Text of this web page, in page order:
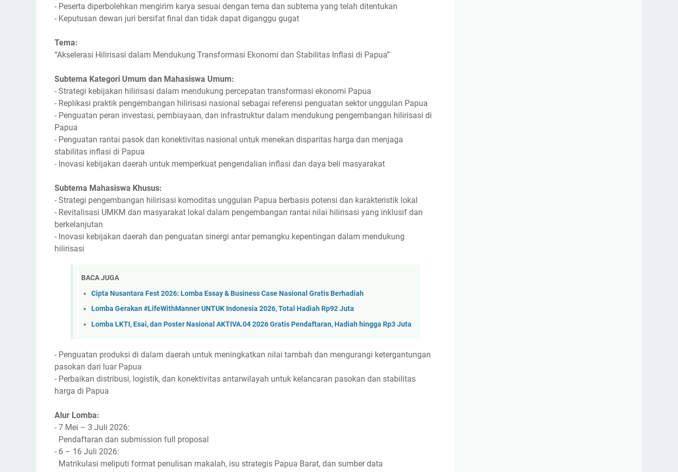
- Peserta diperbolehkan mengirim karya sesuai dengan tema dan subtema yang telah ditentukan
- Keputusan dewan juri bersifat final dan tidak dapat diganggu gugat
Tema:
“Akselerasi Hilirisasi dalam Mendukung Transformasi Ekonomi dan Stabilitas Inflasi di Papua”
Subtema Kategori Umum dan Mahasiswa Umum:
- Strategi kebijakan hilirisasi dalam mendukung percepatan transformasi ekonomi Papua
- Replikasi praktik pengembangan hilirisasi nasional sebagai referensi penguatan sektor unggulan Papua
- Penguatan peran investasi, pembiayaan, dan infrastruktur dalam mendukung pengembangan hilirisasi di
Papua
- Penguatan rantai pasok dan konektivitas nasional untuk menekan disparitas harga dan menjaga
stabilitas inflasi di Papua
- Inovasi kebijakan daerah untuk memperkuat pengendalian inflasi dan daya beli masyarakat
Subtema Mahasiswa Khusus:
- Strategi pengembangan hilirisasi komoditas unggulan Papua berbasis potensi dan karakteristik lokal
- Revitalisasi UMKM dan masyarakat lokal dalam pengembangan rantai nilai hilirisasi yang inklusif dan
berkelanjutan
- Inovasi kebijakan daerah dan penguatan sinergi antar pemangku kepentingan dalam mendukung
hilirisasi
BACA JUGA
Cipta Nusantara Fest 2026: Lomba Essay & Business Case Nasional Gratis Berhadiah
Lomba Gerakan #LifeWithManner UNTUK Indonesia 2026, Total Hadiah Rp92 Juta
Lomba LKTI, Esai, dan Poster Nasional AKTIVA.04 2026 Gratis Pendaftaran, Hadiah hingga Rp3 Juta
- Penguatan produksi di dalam daerah untuk meningkatkan nilai tambah dan mengurangi ketergantungan
pasokan dari luar Papua
- Perbaikan distribusi, logistik, dan konektivitas antarwilayah untuk kelancaran pasokan dan stabilitas
harga di Papua
Alur Lomba:
- 7 Mei – 3 Juli 2026:
Pendaftaran dan submission full proposal
- 6 – 16 Juli 2026:
Matrikulasi meliputi format penulisan makalah, isu strategis Papua Barat, dan sumber data